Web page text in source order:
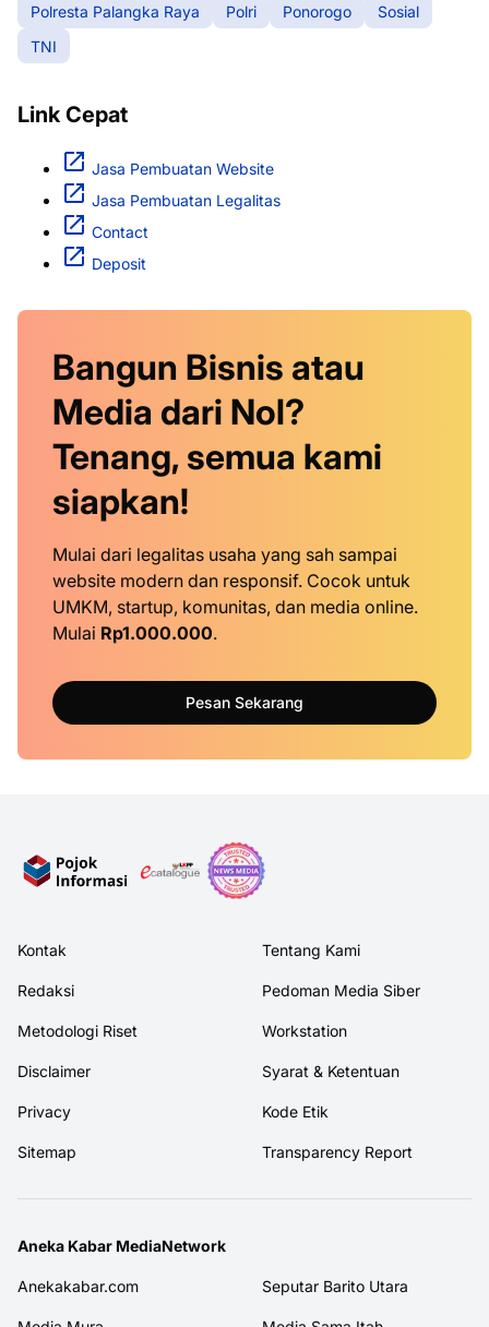
Polresta Palangka Raya
Polri Ponorogo
Sosial
TNI
Link Cepat
Jasa Pembuatan Website
Jasa Pembuatan Legalitas
Contact
Deposit
Bangun Bisnis atau
Media dari Nol?
Tenang, semua kami
siapkan!
Mulai dari legalitas usaha yang sah sampai
website modern dan responsif. Cocok untuk
UMKM, startup, komunitas, dan media online.
Mulai Rp1.000.000.
Pesan Sekarang
Kontak Tentang Kami
Redaksi Pedoman Media Siber
Metodologi Riset Workstation
Disclaimer Syarat & Ketentuan
Privacy Kode Etik
Sitemap Transparency Report
Aneka Kabar MediaNetwork
Anekakabar.com Seputar Barito Utara